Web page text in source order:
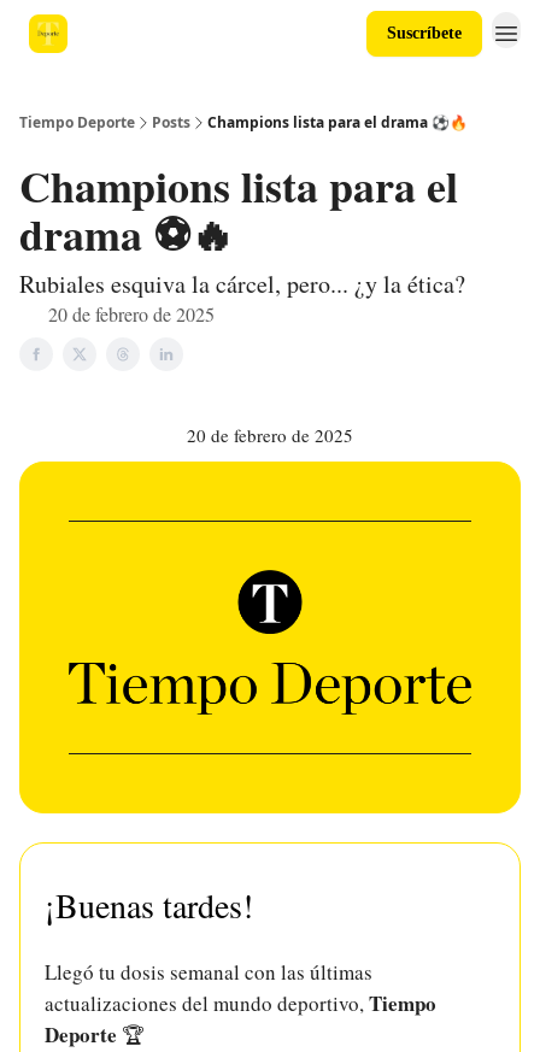
Suscríbete
Tiempo Deporte Posts Champions lista para el drama ⚽🔥
Champions lista para el
drama ⚽🔥
Rubiales esquiva la cárcel, pero... ¿y la ética?
20 de febrero de 2025
20 de febrero de 2025
¡Buenas tardes!
Llegó tu dosis semanal con las últimas
actualizaciones del mundo deportivo,Tiempo
Deporte 🏆